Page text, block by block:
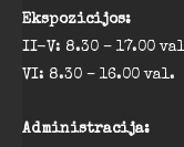
Ekspozicijos:
II-V: 8.30 – 17.00
VI: 8.30 – 16.00 val.
Administracija: